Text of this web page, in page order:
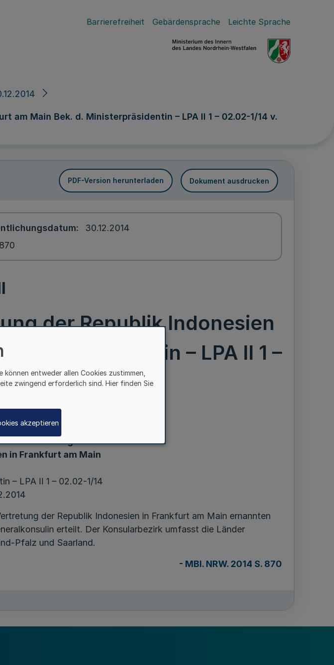
Barrierefreiheit Gebärdensprache Leichte Sprache
Main Bek. d. Ministerpräsidentin – LPA II 1 – 02.02-1/14 v.
PDF-Version herunterladen Dokument ausdrucken
30.12.2014
870
der Republik Indonesien
– LPA II 1 –
3.12.2014
Vertretung
in Frankfurt am Main
– LPA II 1 – 02.02-1/14
der Republik Indonesien in Frankfurt am Main ernannten
erteilt. Der Konsularbezirk umfasst die Länder
Pfalz und Saarland.
- MBl. NRW. 2014 S. 870
entweder allen Cookies zustimmen,
zwingend erforderlich sind. Hier finden Sie
akzeptieren